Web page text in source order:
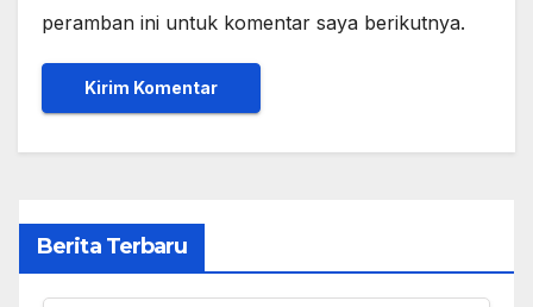
peramban ini untuk komentar saya berikutnya.
Berita Terbaru